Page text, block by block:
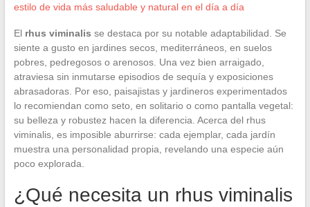
estilo de vida más saludable y natural en el día a día
El rhus viminalis se destaca por su notable adaptabilidad. Se
siente a gusto en jardines secos, mediterráneos, en suelos
pobres, pedregosos o arenosos. Una vez bien arraigado,
atraviesa sin inmutarse episodios de sequía y exposiciones
abrasadoras. Por eso, paisajistas y jardineros experimentados
lo recomiendan como seto, en solitario o como pantalla vegetal:
su belleza y robustez hacen la diferencia. Acerca del rhus
viminalis, es imposible aburrirse: cada ejemplar, cada jardín
muestra una personalidad propia, revelando una especie aún
poco explorada.
¿Qué necesita un rhus viminalis